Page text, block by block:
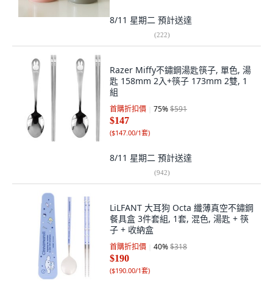
8/11 星期二 預計送達
(222)
Razer Miffy不鏽鋼湯匙筷子, 單色, 湯
匙 158mm 2入+筷子 173mm 2雙, 1
組
首購折扣價 75%$591
$147
($147.00/1套)
8/11 星期二 預計送達
(942)
LiLFANT 大耳狗 Octa 纖薄真空不鏽鋼
餐具盒 3件套組, 1套, 混色, 湯匙 + 筷
子 + 收納盒
首購折扣價 40%$318
$190
($190.00/1套)